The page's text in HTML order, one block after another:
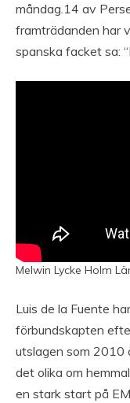
måndag.14 av
framträdanden har
spanska facket sa:
Melwin Lycke Holm
Luis de la Fuente
förbundskapten
utslagen som 2010
det olika om
en stark start på